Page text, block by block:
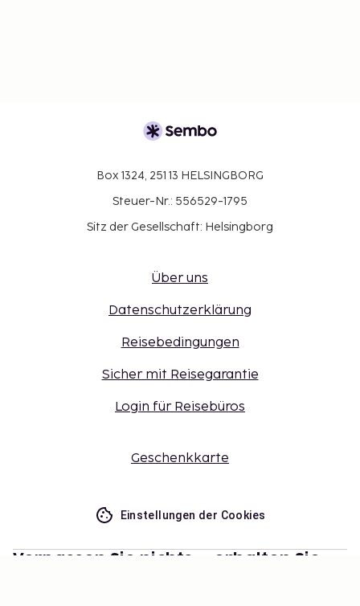
Box 1324, 251 13 HELSINGBORG
Steuer-Nr.: 556529-1795
Sitz der Gesellschaft: Helsingborg
Über uns
Datenschutzerklärung
Reisebedingungen
Sicher mit Reisegarantie
Login für Reisebüros
Geschenkkarte
Einstellungen der Cookies
Verpassen Sie nichts – erhalten Sie